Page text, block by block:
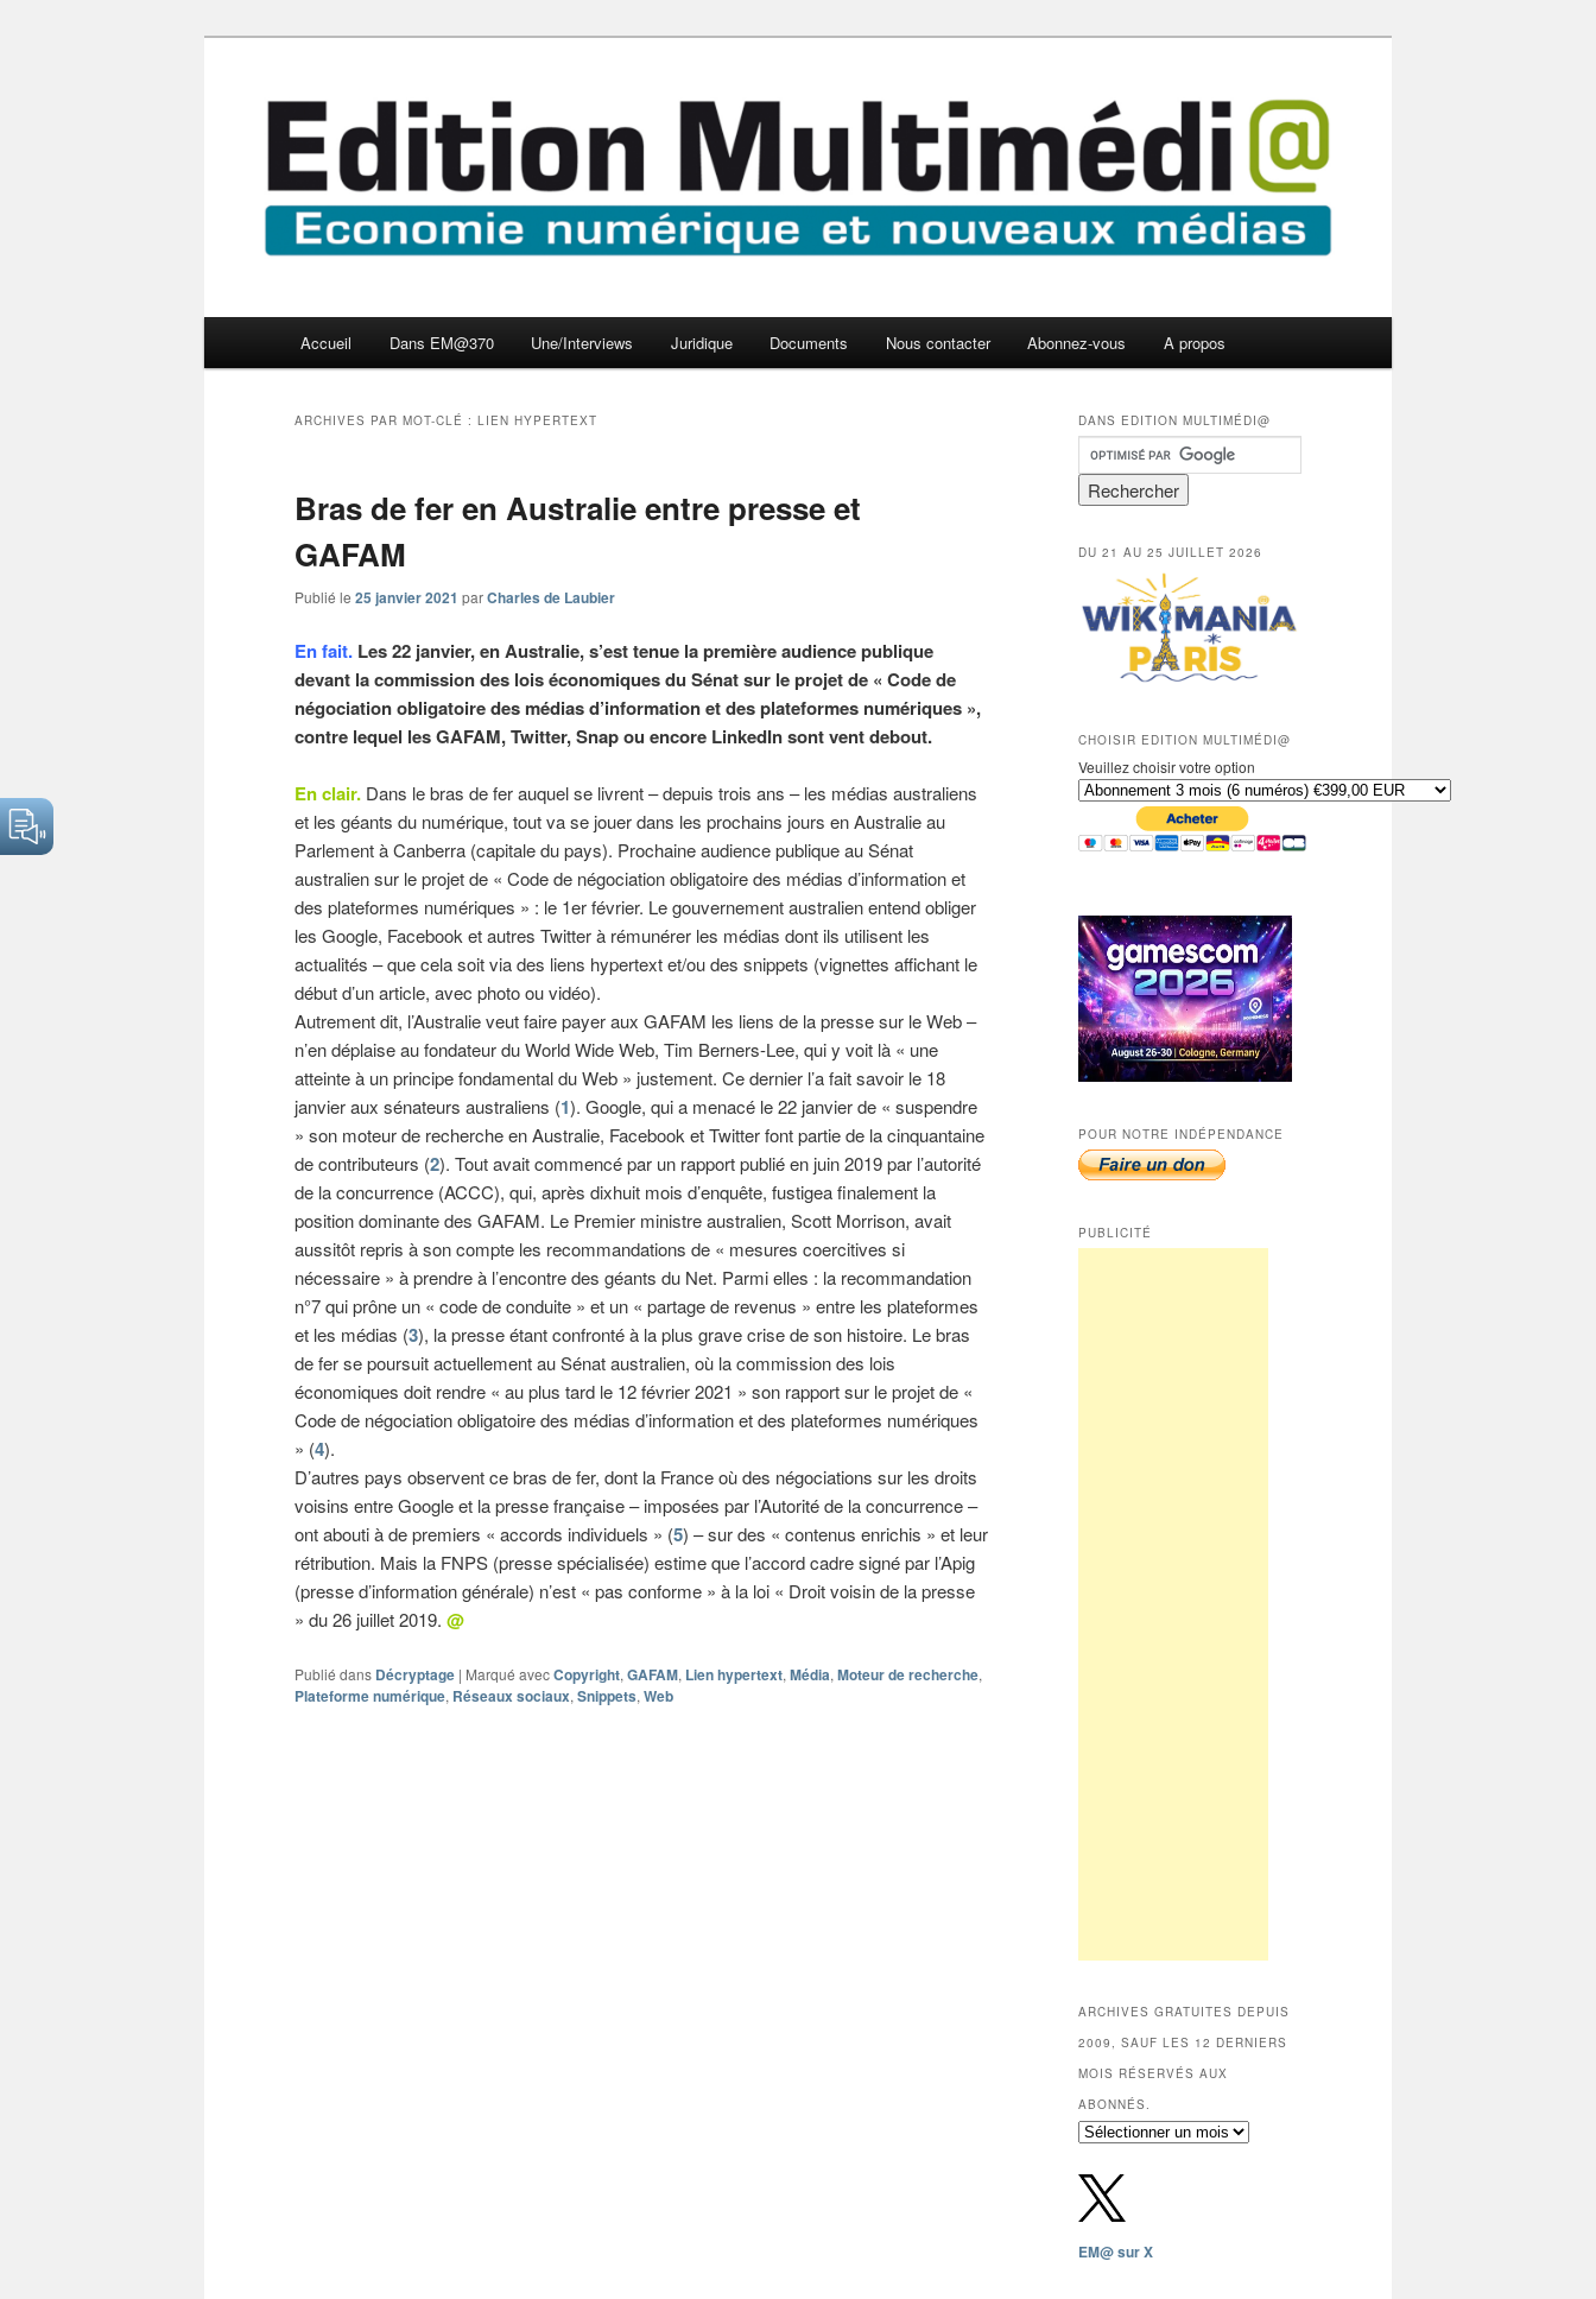
Edition Multimédi@
Accueil Dans EM@370 Une/Interviews Juridique Documents Nous contacter Abonnez-vous A propos
ARCHIVES PAR MOT-CLÉ : LIEN HYPERTEXT
Bras de fer en Australie entre presse et
GAFAM
Publié le 25 janvier 2021 parCharles de Laubier
En fait. Les 22 janvier, en Australie, s’est tenue la première audience publique
devant la commission des lois économiques du Sénat sur le projet de « Code de
négociation obligatoire des médias d’information et des plateformes numériques »,
contre lequel les GAFAM, Twitter, Snap ou encore LinkedIn sont vent debout.
En clair. Dans le bras de fer auquel se livrent – depuis trois ans – les médias australiens
et les géants du numérique, tout va se jouer dans les prochains jours en Australie au
Parlement à Canberra (capitale du pays). Prochaine audience publique au Sénat
australien sur le projet de « Code de négociation obligatoire des médias d’information et
des plateformes numériques » : le 1er février. Le gouvernement australien entend obliger
les Google, Facebook et autres Twitter à rémunérer les médias dont ils utilisent les
actualités – que cela soit via des liens hypertext et/ou des snippets (vignettes affichant le
début d’un article, avec photo ou vidéo).
Autrement dit, l’Australie veut faire payer aux GAFAM les liens de la presse sur le Web –
n’en déplaise au fondateur du World Wide Web, Tim Berners-Lee, qui y voit là « une
atteinte à un principe fondamental du Web » justement. Ce dernier l’a fait savoir le 18
janvier aux sénateurs australiens (1). Google, qui a menacé le 22 janvier de « suspendre
» son moteur de recherche en Australie, Facebook et Twitter font partie de la cinquantaine
de contributeurs (2). Tout avait commencé par un rapport publié en juin 2019 par l’autorité
de la concurrence (ACCC), qui, après dixhuit mois d’enquête, fustigea finalement la
position dominante des GAFAM. Le Premier ministre australien, Scott Morrison, avait
aussitôt repris à son compte les recommandations de « mesures coercitives si
nécessaire » à prendre à l’encontre des géants du Net. Parmi elles : la recommandation
n°7 qui prône un « code de conduite » et un « partage de revenus » entre les plateformes
et les médias (3), la presse étant confronté à la plus grave crise de son histoire. Le bras
de fer se poursuit actuellement au Sénat australien, où la commission des lois
économiques doit rendre « au plus tard le 12 février 2021 » son rapport sur le projet de «
Code de négociation obligatoire des médias d’information et des plateformes numériques
» (4).
D’autres pays observent ce bras de fer, dont la France où des négociations sur les droits
voisins entre Google et la presse française – imposées par l’Autorité de la concurrence –
ont abouti à de premiers « accords individuels » (5) – sur des « contenus enrichis » et leur
rétribution. Mais la FNPS (presse spécialisée) estime que l’accord cadre signé par l’Apig
(presse d’information générale) n’est « pas conforme » à la loi « Droit voisin de la presse
» du 26 juillet 2019. @
Publié dans Décryptage | Marqué avecCopyright, GAFAM, Lien hypertext, Média, Moteur de recherche,
Plateforme numérique, Réseaux sociaux, Snippets, Web
DANS EDITION MULTIMÉDI@
DU 21 AU 25 JUILLET 2026
CHOISIR EDITION MULTIMÉDI@
Veuillez choisir votre option
POUR NOTRE INDÉPENDANCE
PUBLICITÉ
ARCHIVES GRATUITES DEPUIS
2009, SAUF LES 12 DERNIERS
MOIS RÉSERVÉS AUX
ABONNÉS.
Archives
depuis
2009,
sauf
les
EM@ sur X